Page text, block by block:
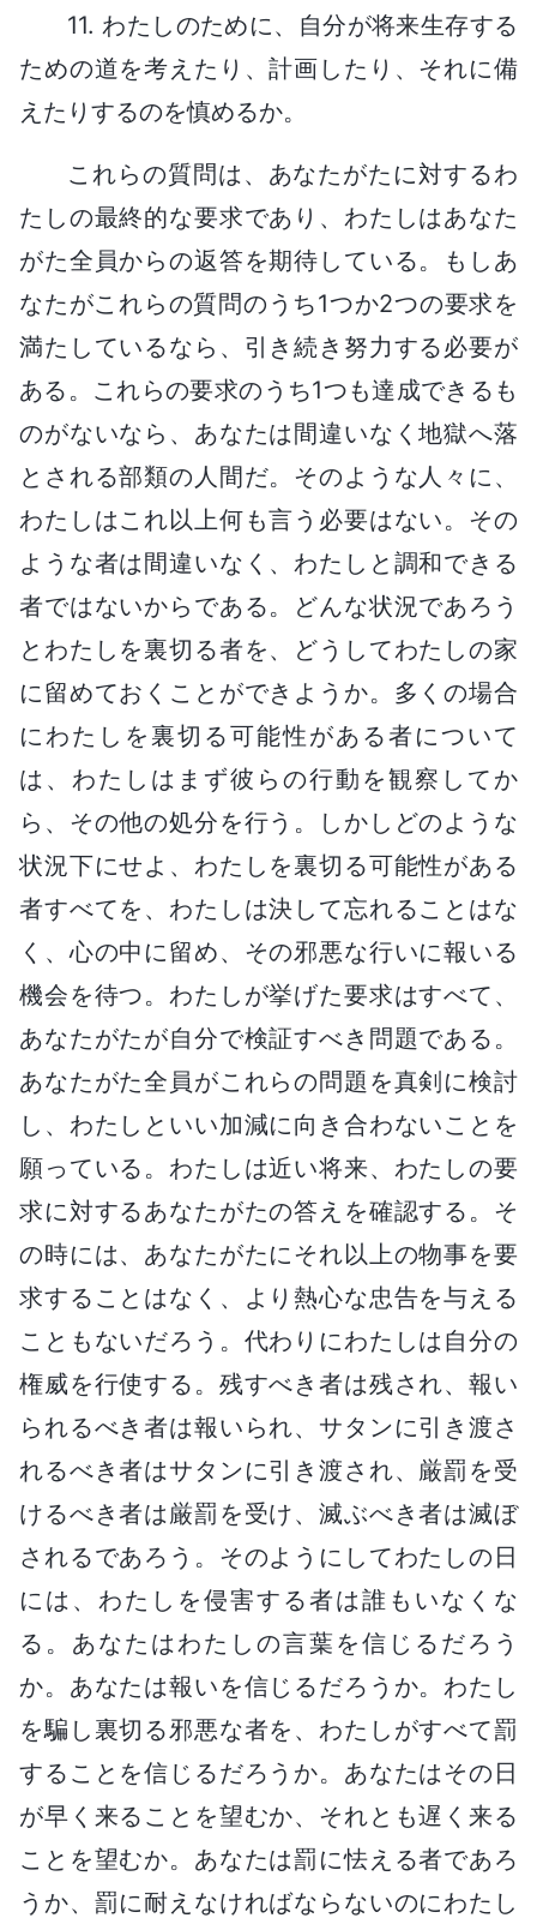
11. わたしのために、自分が将来生存する
ための道を考えたり、計画したり、それに備
えたりするのを慎めるか。
これらの質問は、あなたがたに対するわ
たしの最終的な要求であり、わたしはあなた
がた全員からの返答を期待している。もしあ
なたがこれらの質問のうち1つか2つの要求を
満たしているなら、引き続き努力する必要が
ある。これらの要求のうち1つも達成できるも
のがないなら、あなたは間違いなく地獄へ落
とされる部類の人間だ。そのような人々に、
わたしはこれ以上何も言う必要はない。その
ような者は間違いなく、わたしと調和できる
者ではないからである。どんな状況であろう
とわたしを裏切る者を、どうしてわたしの家
に留めておくことができようか。多くの場合
にわたしを裏切る可能性がある者について
は、わたしはまず彼らの行動を観察してか
ら、その他の処分を行う。しかしどのような
状況下にせよ、わたしを裏切る可能性がある
者すべてを、わたしは決して忘れることはな
く、心の中に留め、その邪悪な行いに報いる
機会を待つ。わたしが挙げた要求はすべて、
あなたがたが自分で検証すべき問題である。
あなたがた全員がこれらの問題を真剣に検討
し、わたしといい加減に向き合わないことを
願っている。わたしは近い将来、わたしの要
求に対するあなたがたの答えを確認する。そ
の時には、あなたがたにそれ以上の物事を要
求することはなく、より熱心な忠告を与える
こともないだろう。代わりにわたしは自分の
権威を行使する。残すべき者は残され、報い
られるべき者は報いられ、サタンに引き渡さ
れるべき者はサタンに引き渡され、厳罰を受
けるべき者は厳罰を受け、滅ぶべき者は滅ぼ
されるであろう。そのようにしてわたしの日
には、わたしを侵害する者は誰もいなくな
る。あなたはわたしの言葉を信じるだろう
か。あなたは報いを信じるだろうか。わたし
を騙し裏切る邪悪な者を、わたしがすべて罰
することを信じるだろうか。あなたはその日
が早く来ることを望むか、それとも遅く来る
ことを望むか。あなたは罰に怯える者であろ
うか、罰に耐えなければならないのにわたし